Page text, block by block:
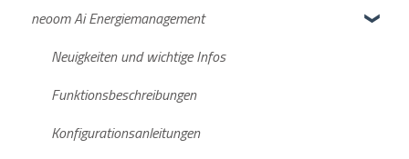
Netzanmeldung
Suche deiner Energiegemeinschaft
Deine Anmeldung beim neoom KLUUB
neoom KLUUB im laufenden Betrieb
Weiterführende Informationen
neoom Ai Energiemanagement
Neuigkeiten und wichtige Infos
Funktionsbeschreibungen
Konfigurationsanleitungen